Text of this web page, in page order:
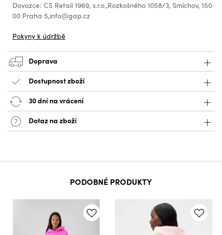
Dovozce: CS Retail 1969, s.r.o.,Rozkošného 1058/3, Smíchov, 150
00 Praha 5,info@gap.cz
Pokyny k údržbě
Doprava
Dostupnost zboží
30 dní na vrácení
Dotaz na zboží
PODOBNÉ PRODUKTY